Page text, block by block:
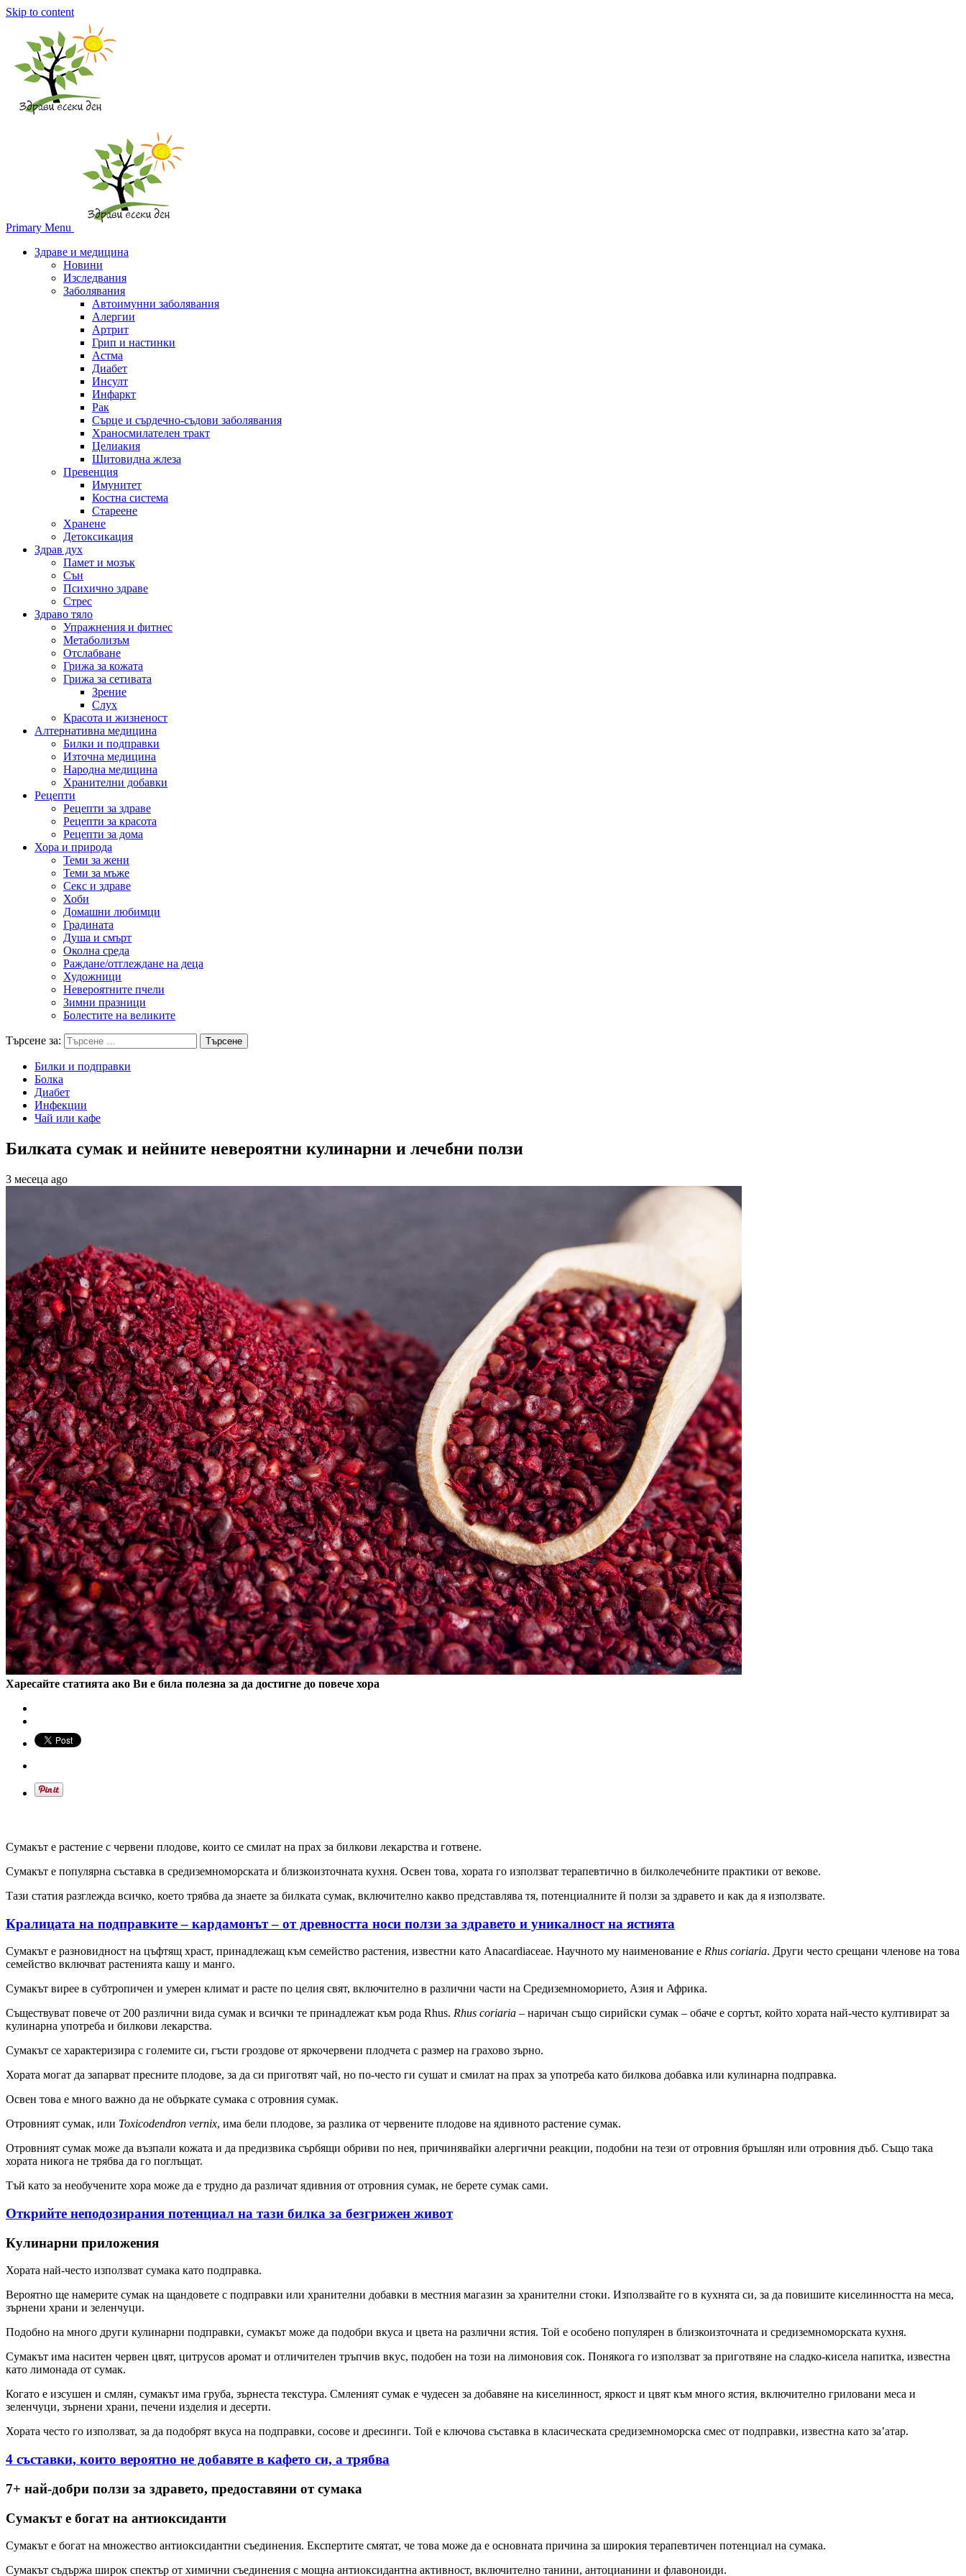
Skip to content
Primary Menu
Здраве и медицина
Новини
Изследвания
Заболявания
Автоимунни заболявания
Алергии
Артрит
Грип и настинки
Астма
Диабет
Инсулт
Инфаркт
Рак
Сърце и сърдечно-съдови заболявания
Храносмилателен тракт
Целиакия
Щитовидна жлеза
Превенция
Имунитет
Костна система
Стареене
Хранене
Детоксикация
Здрав дух
Памет и мозък
Сън
Психично здраве
Стрес
Здраво тяло
Упражнения и фитнес
Метаболизъм
Отслабване
Грижа за кожата
Грижа за сетивата
Зрение
Слух
Красота и жизненост
Алтернативна медицина
Билки и подправки
Източна медицина
Народна медицина
Хранителни добавки
Рецепти
Рецепти за здраве
Рецепти за красота
Рецепти за дома
Хора и природа
Теми за жени
Теми за мъже
Секс и здраве
Хоби
Домашни любимци
Градината
Душа и смърт
Околна среда
Раждане/отглеждане на деца
Художници
Невероятните пчели
Зимни празници
Болестите на великите
Търсене за:
Билки и подправки
Болка
Диабет
Инфекции
Чай или кафе
Билката сумак и нейните невероятни кулинарни и лечебни ползи
3 месеца ago
Харесайте статията ако Ви е била полезна за да достигне до повече хора
Сумакът е растение с червени плодове, които се смилат на прах за билкови лекарства и готвене.
Сумакът е популярна съставка в средиземноморската и близкоизточната кухня. Освен това, хората го използват терапевтично в билколечебните практики от векове.
Тази статия разглежда всичко, което трябва да знаете за билката сумак, включително какво представлява тя, потенциалните й ползи за здравето и как да я използвате.
Кралицата на подправките – кардамонът – от древността носи ползи за здравето и уникалност на ястията
Сумакът е разновидност на цъфтящ храст, принадлежащ към семейство растения, известни като Anacardiaceae. Научното му наименование е Rhus coriaria. Други често срещани членове на това
семейство включват растенията кашу и манго.
Сумакът вирее в субтропичен и умерен климат и расте по целия свят, включително в различни части на Средиземноморието, Азия и Африка.
Съществуват повече от 200 различни вида сумак и всички те принадлежат към рода Rhus. Rhus coriaria – наричан също сирийски сумак – обаче е сортът, който хората най-често култивират за
кулинарна употреба и билкови лекарства.
Сумакът се характеризира с големите си, гъсти гроздове от яркочервени плодчета с размер на грахово зърно.
Хората могат да запарват пресните плодове, за да си приготвят чай, но по-често ги сушат и смилат на прах за употреба като билкова добавка или кулинарна подправка.
Освен това е много важно да не объркате сумака с отровния сумак.
Отровният сумак, или Toxicodendron vernix, има бели плодове, за разлика от червените плодове на ядивното растение сумак.
Отровният сумак може да възпали кожата и да предизвика сърбящи обриви по нея, причинявайки алергични реакции, подобни на тези от отровния бръшлян или отровния дъб. Също така
хората никога не трябва да го поглъщат.
Тъй като за необучените хора може да е трудно да различат ядивния от отровния сумак, не берете сумак сами.
Открийте неподозирания потенциал на тази билка за безгрижен живот
Кулинарни приложения
Хората най-често използват сумака като подправка.
Вероятно ще намерите сумак на щандовете с подправки или хранителни добавки в местния магазин за хранителни стоки. Използвайте го в кухнята си, за да повишите киселинността на меса,
зърнени храни и зеленчуци.
Подобно на много други кулинарни подправки, сумакът може да подобри вкуса и цвета на различни ястия. Той е особено популярен в близкоизточната и средиземноморската кухня.
Сумакът има наситен червен цвят, цитрусов аромат и отличителен тръпчив вкус, подобен на този на лимоновия сок. Понякога го използват за приготвяне на сладко-кисела напитка, известна
като лимонада от сумак.
Когато е изсушен и смлян, сумакът има груба, зърнеста текстура. Смленият сумак е чудесен за добавяне на киселинност, яркост и цвят към много ястия, включително гриловани меса и
зеленчуци, зърнени храни, печени изделия и десерти.
Хората често го използват, за да подобрят вкуса на подправки, сосове и дресинги. Той е ключова съставка в класическата средиземноморска смес от подправки, известна като за’атар.
4 съставки, които вероятно не добавяте в кафето си, а трябва
7+ най-добри ползи за здравето, предоставяни от сумака
Сумакът е богат на антиоксиданти
Сумакът е богат на множество антиоксидантни съединения. Експертите смятат, че това може да е основната причина за широкия терапевтичен потенциал на сумака.
Сумакът съдържа широк спектър от химични съединения с мощна антиоксидантна активност, включително танини, антоцианини и флавоноиди.